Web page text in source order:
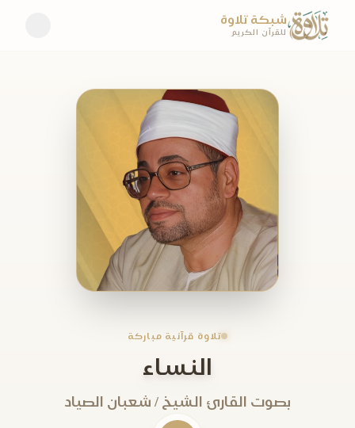
شبكة تلاوة
للقرآن الكريم
تلاوة قرآنية مباركة
النساء
بصوت القارئ الشيخ / شعبان الصياد